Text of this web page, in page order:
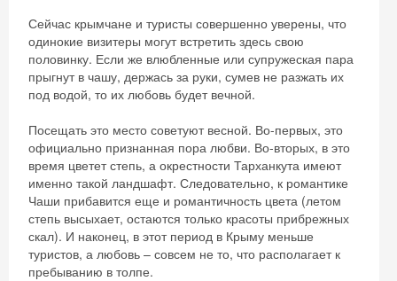
Сейчас крымчане и туристы совершенно уверены, что
одинокие визитеры могут встретить здесь свою
половинку. Если же влюбленные или супружеская пара
прыгнут в чашу, держась за руки, сумев не разжать их
под водой, то их любовь будет вечной.
Посещать это место советуют весной. Во-первых, это
официально признанная пора любви. Во-вторых, в это
время цветет степь, а окрестности Тарханкута имеют
именно такой ландшафт. Следовательно, к романтике
Чаши прибавится еще и романтичность цвета (летом
степь высыхает, остаются только красоты прибрежных
скал). И наконец, в этот период в Крыму меньше
туристов, а любовь – совсем не то, что располагает к
пребыванию в толпе.